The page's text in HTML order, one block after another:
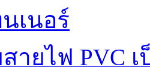
เนอร์
ายไฟ PVC